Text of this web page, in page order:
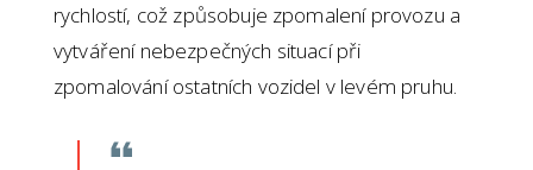
rychlostí, což způsobuje zpomalení provozu a
vytváření nebezpečných situací při
zpomalování ostatních vozidel v levém pruhu.